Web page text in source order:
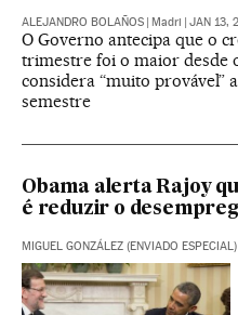
ALEJANDRO BOLAÑOS Madri JAN 13,
O Governo antecipa que o
trimestre foi o maior desde
considera “muito provável”
semestre
Obama alerta Rajoy
é reduzir o
MIGUEL GONZÁLEZ (ENVIADO ESPECIAL)